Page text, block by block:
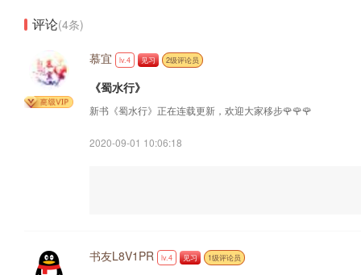
评论(4条)
慕宜 lv.4 见习 2级评论员
《蜀水行》
新书《蜀水行》正在连载更新，欢迎大家移步🌹🌹🌹
2020-09-01 10:06:18
书友L8V1PR lv.4 见习 1级评论员